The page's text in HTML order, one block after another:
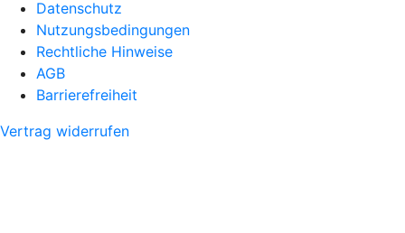
Datenschutz
Nutzungsbedingungen
Rechtliche Hinweise
AGB
Barrierefreiheit
Vertrag widerrufen